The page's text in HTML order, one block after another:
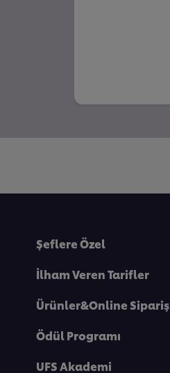
Şeflere Özel
İlham Veren Tarifler
Ürünler&Online Sipariş
Ödül Programı
UFS Akademi